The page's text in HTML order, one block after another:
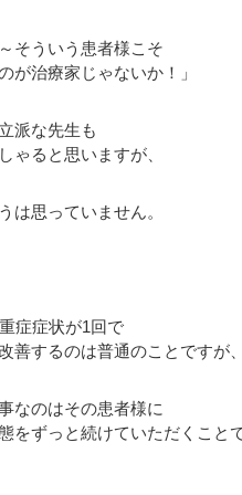
～そういう患者様こそ
が治療家じゃないか！」
派な先生も
ゃると思いますが、
は思っていません。
症症状が1回で
善するのは普通のことですが、
なのはその患者様に
をずっと続けていただくことで